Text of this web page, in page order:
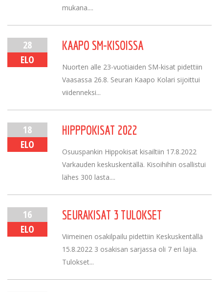
mukana....
28
ELO
KAAPO SM-KISOISSA
Nuorten alle 23-vuotiaiden SM-kisat pidettiin
Vaasassa 26.8. Seuran Kaapo Kolari sijoittui
viidenneksi...
18
ELO
HIPPPOKISAT 2022
Osuuspankin Hippokisat kisailtiin 17.8.2022
Varkauden keskuskentällä. Kisoihihin osallistui
lähes 300 lasta....
16
ELO
SEURAKISAT 3 TULOKSET
Viimeinen osakilpailu pidettiin Keskuskentällä
15.8.2022 3 osakisan sarjassa oli 7 eri lajia.
Tulokset...